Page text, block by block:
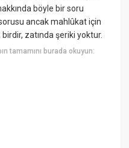
böyle bir soru
ancak mahlûkat için
zatında şeriki yoktur.
tamamını burada okuyun: